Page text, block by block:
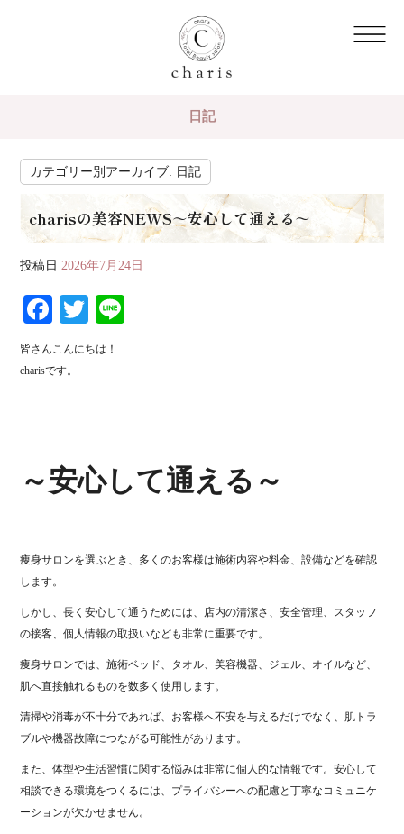
日記
カテゴリー別アーカイブ: 日記
charisの美容NEWS～安心して通える～
投稿日 2026年7月24日
Fa
ce
bo
T
wi
皆さんこんにちは！
charisです。
～安心して通える～
痩身サロンを選ぶとき、多くのお客様は施術内容や料金、設備などを確認
します。
しかし、長く安心して通うためには、店内の清潔さ、安全管理、スタッフ
の接客、個人情報の取扱いなども非常に重要です。
痩身サロンでは、施術ベッド、タオル、美容機器、ジェル、オイルなど、
肌へ直接触れるものを数多く使用します。
清掃や消毒が不十分であれば、お客様へ不安を与えるだけでなく、肌トラ
ブルや機器故障につながる可能性があります。
また、体型や生活習慣に関する悩みは非常に個人的な情報です。安心して
相談できる環境をつくるには、プライバシーへの配慮と丁寧なコミュニケ
ーションが欠かせません。